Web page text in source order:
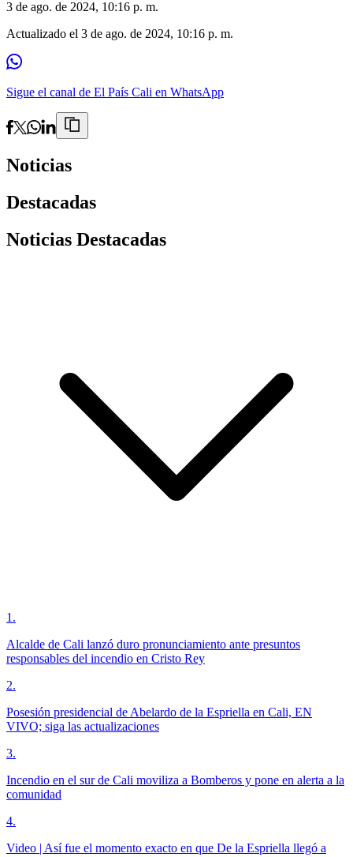
3 de ago. de 2024, 10:16 p. m.
Actualizado el 3 de ago. de 2024, 10:16 p. m.
Sigue el canal de El País Cali en WhatsApp
Noticias
Destacadas
Noticias Destacadas
1 .
Alcalde de Cali lanzó duro pronunciamiento ante presuntos
responsables del incendio en Cristo Rey
2.
Posesión presidencial de Abelardo de la Espriella en Cali, EN
VIVO; siga las actualizaciones
3.
Incendio en el sur de Cali moviliza a Bomberos y pone en alerta a la
comunidad
4.
Video | Así fue el momento exacto en que De la Espriella llegó a